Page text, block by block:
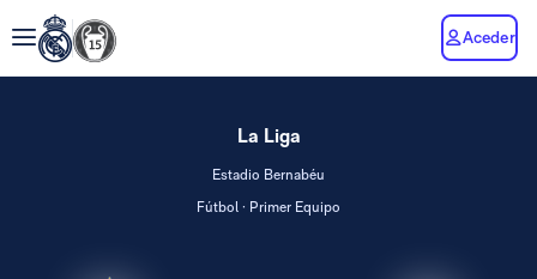
Aceder
La Liga
Estadio Bernabéu
Fútbol · Primer Equipo